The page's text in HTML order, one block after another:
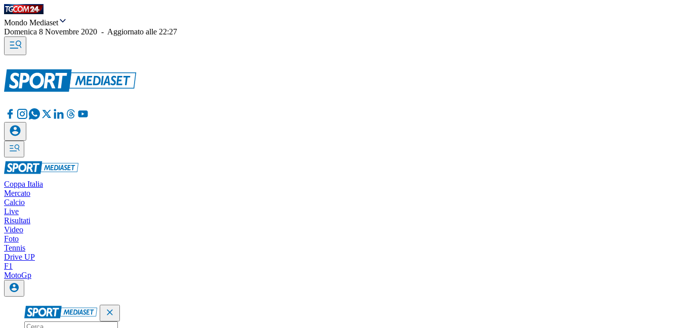
Mondo Mediaset
Domenica 8 Novembre 2020 - Aggiornato alle 22:27
Coppa Italia
Mercato
Calcio
Live
Risultati
Video
Foto
Tennis
Drive UP
F1
MotoGp